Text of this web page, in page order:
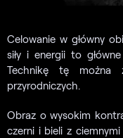
Celowanie w główny
siły i energii to
Technikę tę można
przyrodniczych.
Obraz o wysokim
czerni i bieli z